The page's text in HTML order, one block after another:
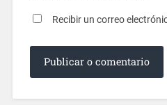
Recibir un correo